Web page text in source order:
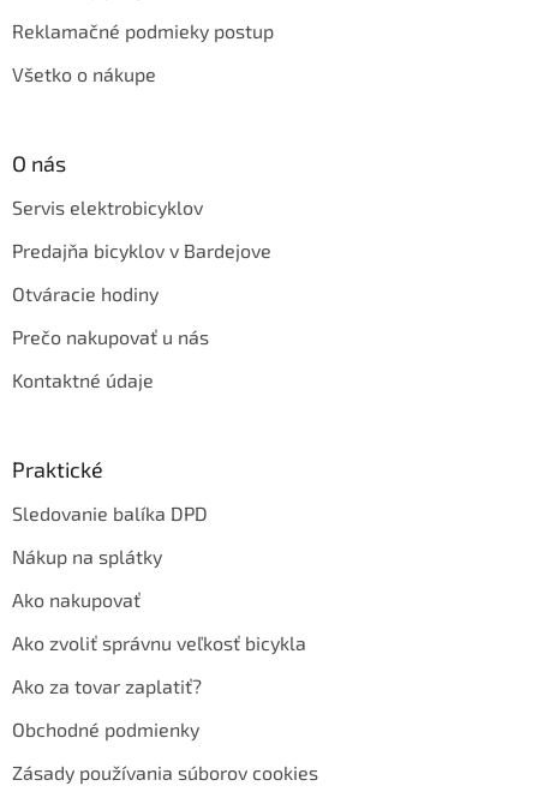
Reklamačné podmieky postup
Všetko o nákupe
O nás
Servis elektrobicyklov
Predajňa bicyklov v Bardejove
Otváracie hodiny
Prečo nakupovať u nás
Kontaktné údaje
Praktické
Sledovanie balíka DPD
Nákup na splátky
Ako nakupovať
Ako zvoliť správnu veľkosť bicykla
Ako za tovar zaplatiť?
Obchodné podmienky
Zásady používania súborov cookies